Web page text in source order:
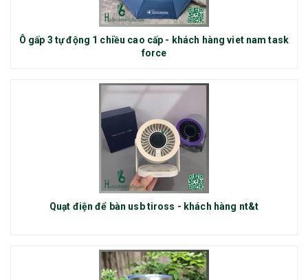
Ô gấp 3 tự động 1 chiều cao cấp - khách hàng viet nam task
force
Quạt điện để bàn usb tiross - khách hàng nt&t